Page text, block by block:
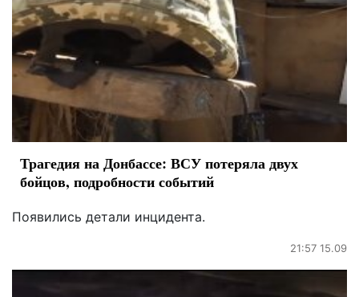
Трагедия на Донбассе: ВСУ потеряла двух
бойцов, подробности событий
Появились детали инцидента.
21:57 15.09